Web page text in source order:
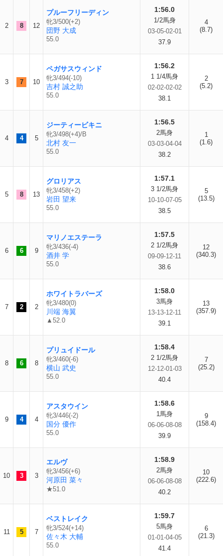
2 8 12
プルーフリーディン
牝3/500(+2)
団野 大成
55.0
1:56.0
1/2馬身
03-05-02-01
37.9
4
(8.7)
3 7 10
ペガサスウィンド
牝3/494(-10)
吉村 誠之助
55.0
1:56.2
1 1/4馬身
02-02-02-02
38.1
2
(5.2)
4 4 5
ジーティービキニ
牝3/498(+4)/B
北村 友一
55.0
1:56.5
2馬身
03-03-04-04
38.2
1
(1.6)
5 8 13
グロリアス
牝3/458(+2)
岩田 望来
55.0
1:57.1
3 1/2馬身
10-10-07-05
38.5
5
(13.5)
6 6 9
マリノエステーラ
牝3/436(-4)
酒井 学
55.0
1:57.5
2 1/2馬身
09-09-12-11
38.6
12
(340.3)
7 2 2
ホワイトラバーズ
牝3/480(0)
川端 海翼
▲52.0
1:58.0
3馬身
13-13-12-11
39.1
13
(357.9)
8 6 8
プリュイドール
牝3/460(-6)
横山 武史
55.0
1:58.4
2 1/2馬身
12-12-01-03
40.4
7
(25.2)
9 4 4
アスタウイン
牝3/446(-2)
国分 優作
55.0
1:58.6
1馬身
06-06-08-08
39.9
9
(158.4)
10 3 3
エルヴ
牝3/456(+6)
河原田 菜々
★51.0
1:58.9
2馬身
06-06-08-08
40.2
10
(222.6)
11 5 7
ベストレイク
牝3/524(+14)
佐々木 大輔
55.0
1:59.7
5馬身
01-01-04-05
41.4
6
(21.3)